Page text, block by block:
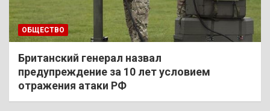
ОБЩЕСТВО
Британский генерал назвал
предупреждение за 10 лет условием
отражения атаки РФ